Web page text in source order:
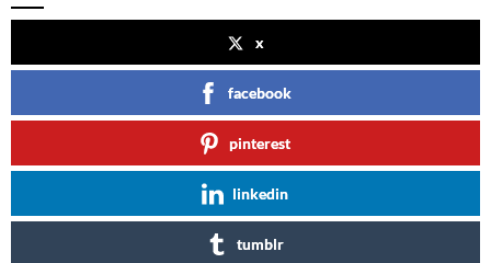
x
facebook
pinterest
linkedin
tumblr